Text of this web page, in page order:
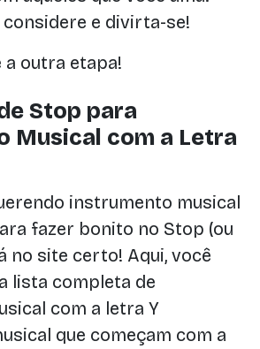
e divirta-se!
a outra etapa!
Stop para
Musical com a Letra
instrumento musical
fazer bonito no Stop (ou
no site certo! Aqui, você
lista completa de
com a letra Y
que começam com a